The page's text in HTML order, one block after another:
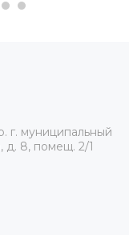
г. муниципальный
д. 8, помещ. 2/1